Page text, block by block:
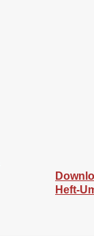
Heft-